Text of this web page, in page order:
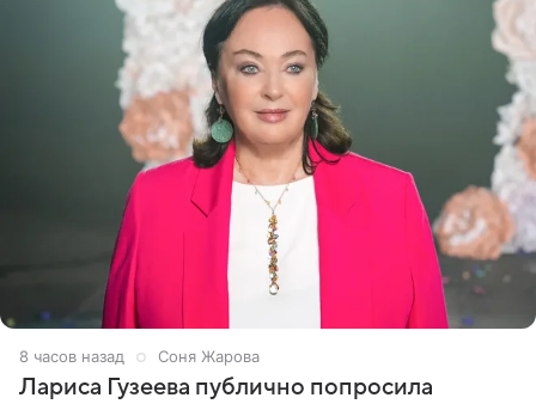
8 часов назад Соня Жарова
Лариса Гузеева публично попросила